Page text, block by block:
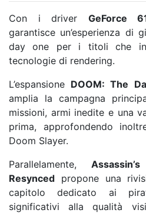
Con i driver GeForce
garantisce un’esperienza di
day one per i titoli che
tecnologie di rendering.
L’espansione DOOM: The
amplia la campagna
missioni, armi inedite e una
prima, approfondendo
Doom Slayer.
Parallelamente,
Resynced propone una
capitolo dedicato ai
significativi alla qualità